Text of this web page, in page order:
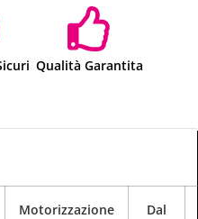
Qualità Garantita
Motorizzazione Dal